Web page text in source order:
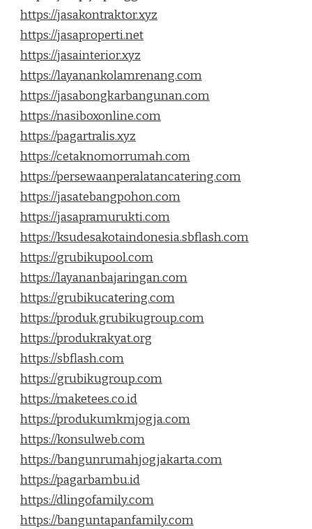
https://jasakontraktor.xyz
https://jasaproperti.net
https://jasainterior.xyz
https://layanankolamrenang.com
https://jasabongkarbangunan.com
https://nasiboxonline.com
https://pagartralis.xyz
https://cetaknomorrumah.com
https://persewaanperalatancatering.com
https://jasatebangpohon.com
https://jasapramurukti.com
https://ksudesakotaindonesia.sbflash.com
https://grubikupool.com
https://layananbajaringan.com
https://grubikucatering.com
https://produk.grubikugroup.com
https://produkrakyat.org
https://sbflash.com
https://grubikugroup.com
https://maketees.co.id
https://produkumkmjogja.com
https://konsulweb.com
https://bangunrumahjogjakarta.com
https://pagarbambu.id
https://dlingofamily.com
https://banguntapanfamily.com